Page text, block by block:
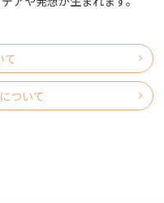
て
ついて